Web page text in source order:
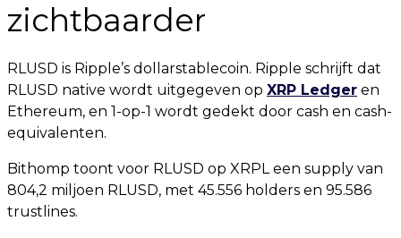
zichtbaarder
RLUSD is Ripple’s dollarstablecoin. Ripple schrijft dat
RLUSD native wordt uitgegeven op XRP Ledger en
Ethereum, en 1-op-1 wordt gedekt door cash en cash-
equivalenten.
Bithomp toont voor RLUSD op XRPL een supply van
804,2 miljoen RLUSD, met 45.556 holders en 95.586
trustlines.